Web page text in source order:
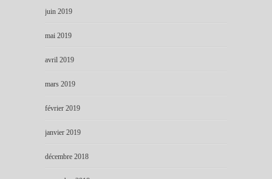
juin 2019
mai 2019
avril 2019
mars 2019
février 2019
janvier 2019
décembre 2018